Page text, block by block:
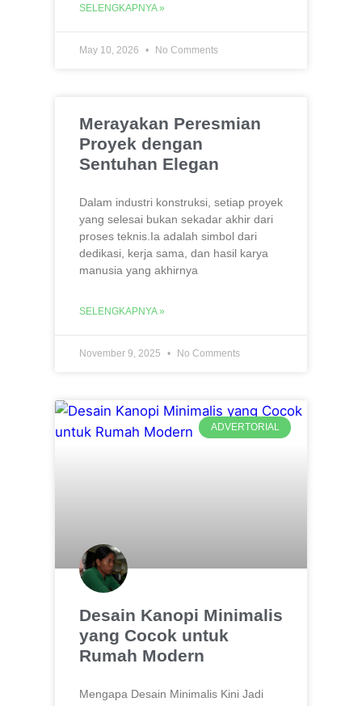
SELENGKAPNYA »
May 10, 2026 No Comments
Merayakan Peresmian
Proyek dengan
Sentuhan Elegan
Dalam industri konstruksi, setiap proyek
yang selesai bukan sekadar akhir dari
proses teknis.Ia adalah simbol dari
dedikasi, kerja sama, dan hasil karya
manusia yang akhirnya
SELENGKAPNYA »
November 9, 2025 No Comments
ADVERTORIAL
Desain Kanopi Minimalis
yang Cocok untuk
Rumah Modern
Mengapa Desain Minimalis Kini Jadi